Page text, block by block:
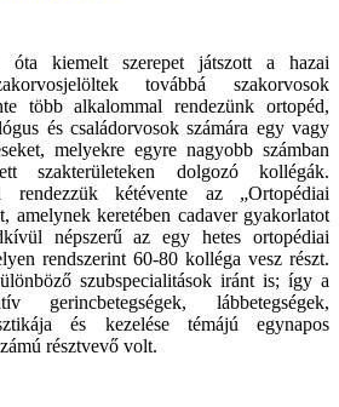
óta kiemelt szerepet játszott a hazai
továbbá szakorvosok
több alkalommal rendezünk ortopéd,
és családorvosok számára egy vagy
melyekre egyre nagyobb számban
szakterületeken dolgozó kollégák.
rendezzük kétévente az „Ortopédiai
amelynek keretében cadaver gyakorlatot
népszerű az egy hetes ortopédiai
rendszerint 60-80 kolléga vesz részt.
szubspecialitások iránt is; így a
gerincbetegségek, lábbetegségek,
és kezelése témájú egynapos
résztvevő volt.